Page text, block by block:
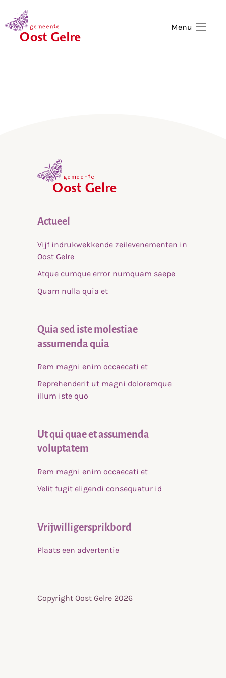
Menu
Actueel
Vijf indrukwekkende zeilevenementen in
Oost Gelre
Atque cumque error numquam saepe
Quam nulla quia et
Quia sed iste molestiae
assumenda quia
Rem magni enim occaecati et
Reprehenderit ut magni doloremque
illum iste quo
Ut qui quae et assumenda
voluptatem
Rem magni enim occaecati et
Velit fugit eligendi consequatur id
Vrijwilligersprikbord
Plaats een advertentie
Copyright Oost Gelre 2026